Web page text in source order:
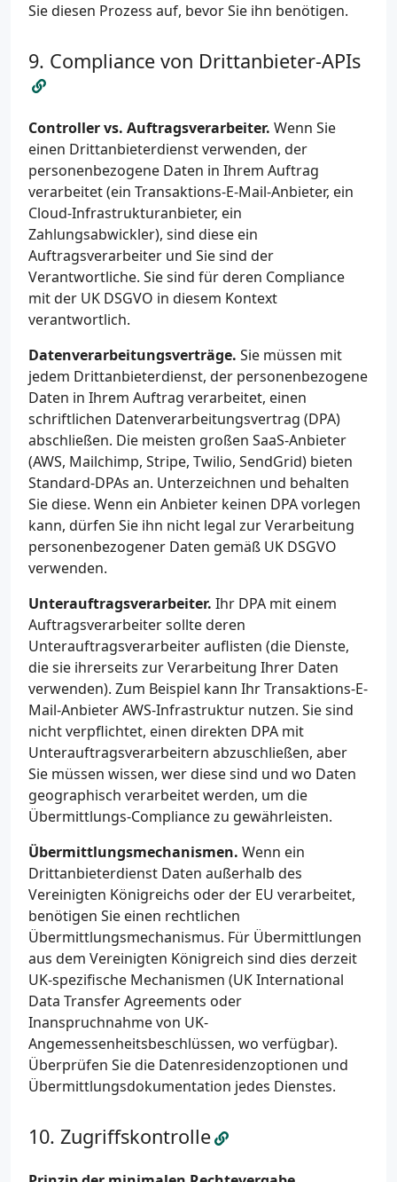
Sie diesen Prozess auf, bevor Sie ihn benötigen.
Compliance von Drittanbieter-APIs
Controller vs. Auftragsverarbeiter. Wenn Sie
einen Drittanbieterdienst verwenden, der
personenbezogene Daten in Ihrem Auftrag
verarbeitet (ein Transaktions-E-Mail-Anbieter, ein
Cloud-Infrastrukturanbieter, ein
Zahlungsabwickler), sind diese ein
Auftragsverarbeiter und Sie sind der
Verantwortliche. Sie sind für deren Compliance
mit der UK DSGVO in diesem Kontext
verantwortlich.
Datenverarbeitungsverträge. Sie müssen mit
jedem Drittanbieterdienst, der personenbezogene
Daten in Ihrem Auftrag verarbeitet, einen
schriftlichen Datenverarbeitungsvertrag (DPA)
abschließen. Die meisten großen SaaS-Anbieter
(AWS, Mailchimp, Stripe, Twilio, SendGrid) bieten
Standard-DPAs an. Unterzeichnen und behalten
Sie diese. Wenn ein Anbieter keinen DPA vorlegen
kann, dürfen Sie ihn nicht legal zur Verarbeitung
personenbezogener Daten gemäß UK DSGVO
verwenden.
Unterauftragsverarbeiter. Ihr DPA mit einem
Auftragsverarbeiter sollte deren
Unterauftragsverarbeiter auflisten (die Dienste,
die sie ihrerseits zur Verarbeitung Ihrer Daten
verwenden). Zum Beispiel kann Ihr Transaktions-E-
Mail-Anbieter AWS-Infrastruktur nutzen. Sie sind
nicht verpflichtet, einen direkten DPA mit
Unterauftragsverarbeitern abzuschließen, aber
Sie müssen wissen, wer diese sind und wo Daten
geographisch verarbeitet werden, um die
Übermittlungs-Compliance zu gewährleisten.
Übermittlungsmechanismen. Wenn ein
Drittanbieterdienst Daten außerhalb des
Vereinigten Königreichs oder der EU verarbeitet,
benötigen Sie einen rechtlichen
Übermittlungsmechanismus. Für Übermittlungen
aus dem Vereinigten Königreich sind dies derzeit
UK-spezifische Mechanismen (UK International
Data Transfer Agreements oder
Inanspruchnahme von UK-
Angemessenheitsbeschlüssen, wo verfügbar).
Überprüfen Sie die Datenresidenzoptionen und
Übermittlungsdokumentation jedes Dienstes.
Zugriffskontrolle